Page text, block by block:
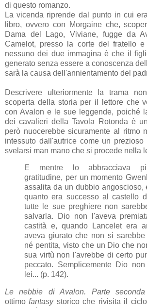
di questo romanzo.
La vicenda riprende dal punto in cui
libro, ovvero con Morgaine che,
Dama del Lago, Viviane, fugge da
Camelot, presso la corte del fratello
nessuno dei due immagina è che il
generato senza essere a conoscenza
sarà la causa dell'annientamento del
Descrivere ulteriormente la trama
scoperta della storia per il lettore che
con Avalon e le sue leggende, poiché
dei cavalieri della Tavola Rotonda è
però nuocerebbe sicuramente al ritmo
intessuto dall'autrice come un
svelarsi man mano che si procede nella
E mentre lo abbracciava
gratitudine, per un momento
assalita da un dubbio angoscioso,
quanto era successo al castello
tutte le sue preghiere non
salvarla. Dio non l'aveva
castità e, quando Lancelet era
aveva giurato che non si sarebbe
né pentita, visto che un Dio che
sua virtù non l'avrebbe di certo
peccato. Semplicemente Dio
lei... (p. 142).
Le nebbie di Avalon. Parte
ottimofantasy storico che rivisita il